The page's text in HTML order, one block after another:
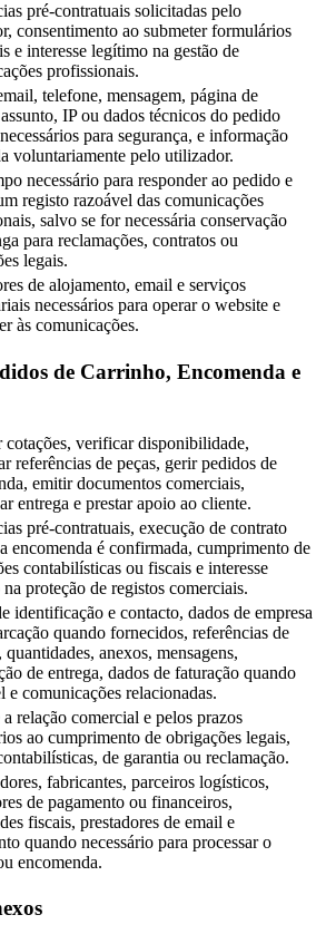
pré-contratuais solicitadas pelo
consentimento ao submeter formulários
e interesse legítimo na gestão de
profissionais.
telefone, mensagem, página de
IP ou dados técnicos do pedido
para segurança, e informação
voluntariamente pelo utilizador.
necessário para responder ao pedido e
registo razoável das comunicações
salvo se for necessária conservação
para reclamações, contratos ou
legais.
de alojamento, email e serviços
necessários para operar o website e
às comunicações.
de Carrinho, Encomenda e
cotações, verificar disponibilidade,
referências de peças, gerir pedidos de
emitir documentos comerciais,
entrega e prestar apoio ao cliente.
pré-contratuais, execução de contrato
encomenda é confirmada, cumprimento de
contabilísticas ou fiscais e interesse
proteção de registos comerciais.
identificação e contacto, dados de empresa
quando fornecidos, referências de
anexos, mensagens,
de entrega, dados de faturação quando
e comunicações relacionadas.
relação comercial e pelos prazos
ao cumprimento de obrigações legais,
de garantia ou reclamação.
fabricantes, parceiros logísticos,
de pagamento ou financeiros,
fiscais, prestadores de email e
quando necessário para processar o
encomenda.